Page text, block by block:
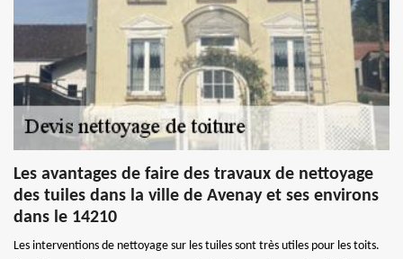
Les avantages de faire des travaux de nettoyage
des tuiles dans la ville de Avenay et ses environs
dans le 14210
Les interventions de nettoyage sur les tuiles sont très utiles pour les toits.